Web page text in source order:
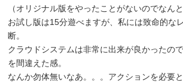
（オリジナル版をやったことがないのでなん
お試し版は15分遊べますが、私には致命的な
断。
クラウドシステムは非常に出来が良かったの
を間違えた感。
なんか勿体無いなあ。。。アクションを必要